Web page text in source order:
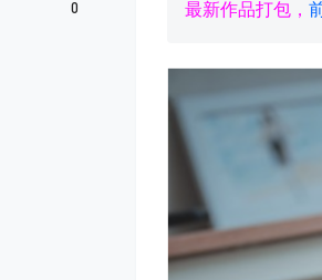
最新作品打包，
0